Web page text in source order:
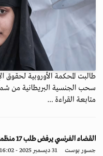
طالبت المحكمة الأوروبية لحقوق
سحب الجنسية البريطانية من
متابعة القراءة ...
القضاء الفرنسي يرفض طلب 17 منظمة لإلغاء اتفاق الهجرة مع بريطانيا
جسور بوست 31 ديسمبر 2025 - 16:02